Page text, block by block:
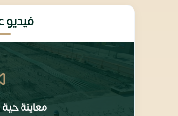
فيديو
معاينة